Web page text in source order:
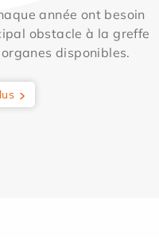
année ont besoin
obstacle à la greffe
disponibles.